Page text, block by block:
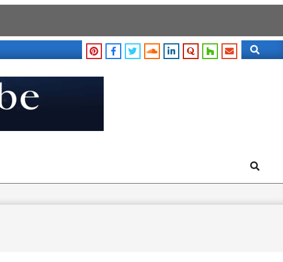
Search
Search